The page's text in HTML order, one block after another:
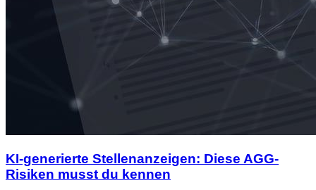
KI-generierte Stellenanzeigen: Diese AGG-
Risiken musst du kennen